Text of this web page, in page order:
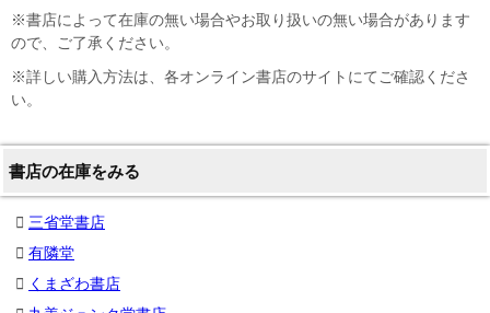
※書店によって在庫の無い場合やお取り扱いの無い場合があります
ので、ご了承ください。
※詳しい購入方法は、各オンライン書店のサイトにてご確認くださ
い。
書店の在庫をみる
三省堂書店
有隣堂
くまざわ書店